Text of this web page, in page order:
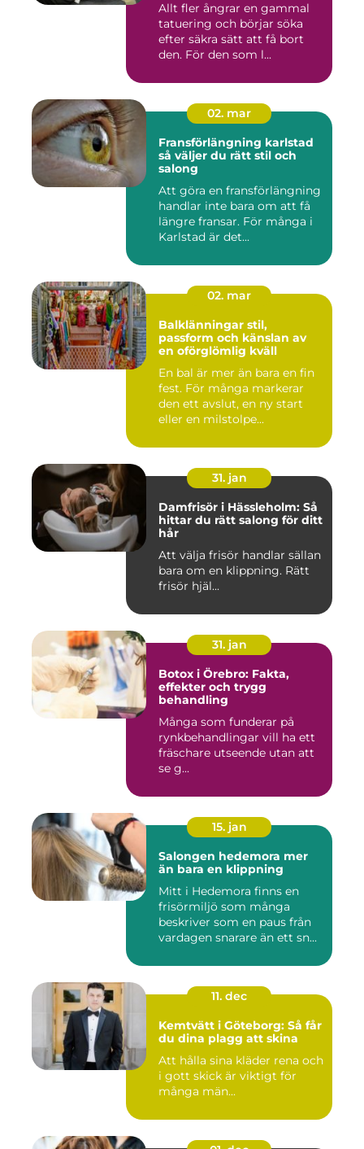
Allt fler ångrar en gammal
tatuering och börjar söka
efter säkra sätt att få bort
den. För den som l...
02. mar
Fransförlängning karlstad
så väljer du rätt stil och
salong
Att göra en fransförlängning
handlar inte bara om att få
längre fransar. För många i
Karlstad är det...
02. mar
Balklänningar stil,
passform och känslan av
en oförglömlig kväll
En bal är mer än bara en fin
fest. För många markerar
den ett avslut, en ny start
eller en milstolpe...
31. jan
Damfrisör i Hässleholm: Så
hittar du rätt salong för ditt
hår
Att välja frisör handlar sällan
bara om en klippning. Rätt
frisör hjäl...
31. jan
Botox i Örebro: Fakta,
effekter och trygg
behandling
Många som funderar på
rynkbehandlingar vill ha ett
fräschare utseende utan att
se g...
15. jan
Salongen hedemora mer
än bara en klippning
Mitt i Hedemora finns en
frisörmiljö som många
beskriver som en paus från
vardagen snarare än ett sn...
11. dec
Kemtvätt i Göteborg: Så får
du dina plagg att skina
Att hålla sina kläder rena och
i gott skick är viktigt för
många män...